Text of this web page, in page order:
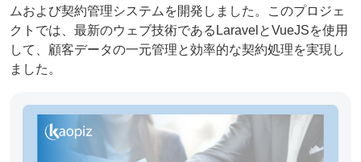
ムおよび契約管理システムを開発しました。このプロジェ
クトでは、最新のウェブ技術であるLaravelとVueJSを使用
して、顧客データの一元管理と効率的な契約処理を実現し
ました。